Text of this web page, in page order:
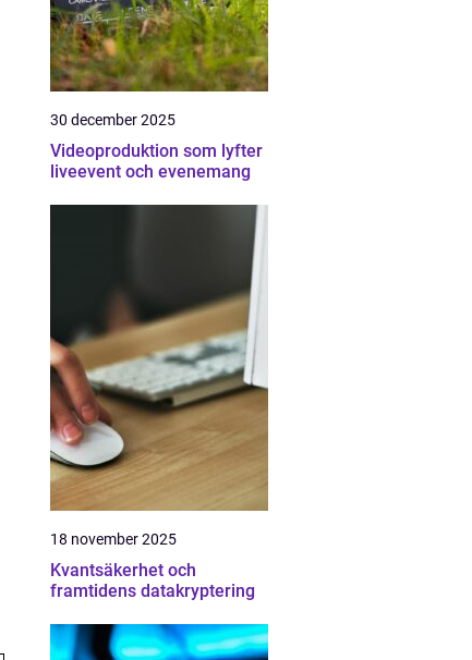
30 december 2025
Videoproduktion som lyfter
liveevent och evenemang
18 november 2025
Kvantsäkerhet och
framtidens datakryptering